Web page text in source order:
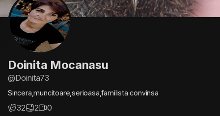
Doinita Mocanasu
@Doinita73
Sincera,muncitoare,serioasa,familista convinsa
32 2
0